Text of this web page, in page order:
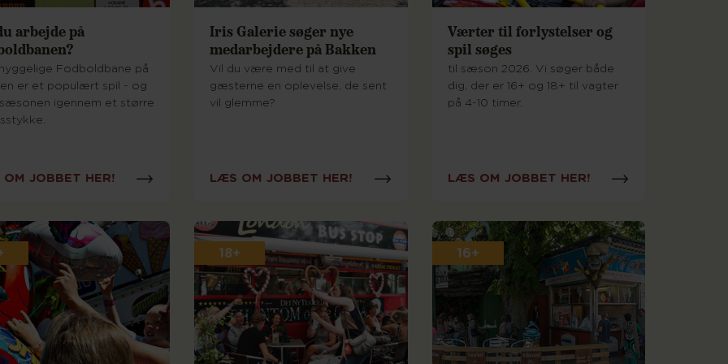
arbejde på
Fodboldbane på
er et populært spil - og
igennem et større
JOBBET HER!
Iris Galerie søger nye
medarbejdere på Bakken
Vil du være med til at give
gæsterne en oplevelse, de sent
vil glemme?
LÆS OM JOBBET HER!
Værter til forlystelser og
spil søges
til sæson 2026. Vi søger både
dig, der er 16+ og 18+ til vagter
på 4-10 timer.
LÆS OM JOBBET HER!
18+ 16+